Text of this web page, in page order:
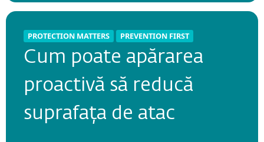
PROTECTION MATTERS PREVENTION FIRST
Cum poate apărarea
proactivă să reducă
suprafața de atac
PROTECTION MATTERS PREVENTION FIRST
Reducerea complexității
cibernetice - ghid
practic